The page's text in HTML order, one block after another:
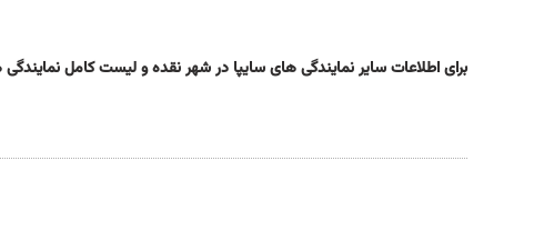
برای اطلاعات سایر نمایندگی های سایپا در شهر نقده و لیست کامل